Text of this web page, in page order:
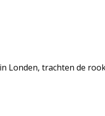
Londen, trachten de